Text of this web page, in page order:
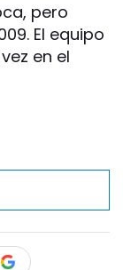
pero
El equipo
en el